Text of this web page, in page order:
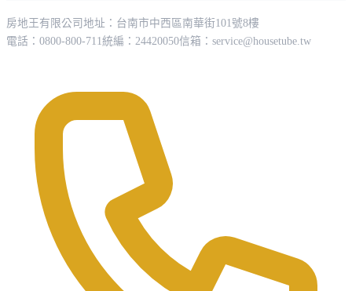
房地王有限公司 地址：台南市中西區南華街101號8樓
電話：0800-800-711統編：24420050信箱： service@housetube.tw